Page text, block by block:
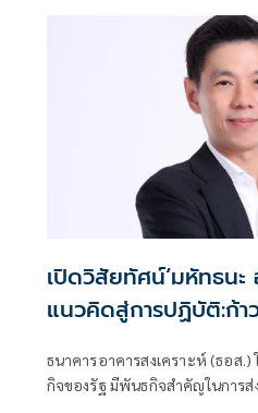
Scoring ช่วยวิเคราะห์ข้อมูล พร้
เครื่องหนุนคนไทยมีบ้าน เตรียม
เปิดวิสัยทัศน์‘มหัทธน
แนวคิดสู่การปฏิบัติ:ก้า
ธนาคารอาคารสงเคราะห์ (ธอส
กิจของรัฐ มีพันธกิจสำคัญในการส่